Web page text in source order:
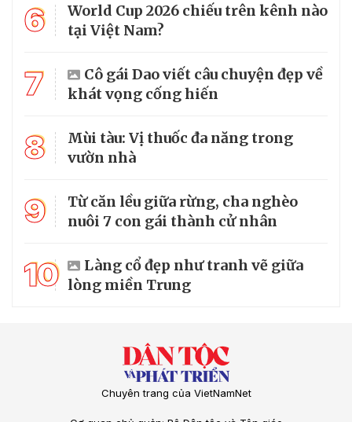
6
World Cup 2026 chiếu trên kênh nào
tại Việt Nam?
7
Cô gái Dao viết câu chuyện đẹp về
khát vọng cống hiến
8
Mùi tàu: Vị thuốc đa năng trong
vườn nhà
9
Từ căn lều giữa rừng, cha nghèo
nuôi 7 con gái thành cử nhân
10
Làng cổ đẹp như tranh vẽ giữa
lòng miền Trung
Chuyên trang của VietNamNet